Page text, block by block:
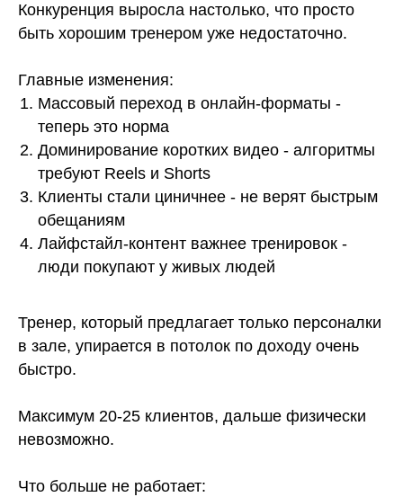
Конкуренция выросла настолько, что просто
быть хорошим тренером уже недостаточно.
Главные изменения:
Массовый переход в онлайн-форматы -
теперь это норма
Доминирование коротких видео - алгоритмы
требуют Reels и Shorts
Клиенты стали циничнее - не верят быстрым
обещаниям
Лайфстайл-контент важнее тренировок -
люди покупают у живых людей
Тренер, который предлагает только персоналки
в зале, упирается в потолок по доходу очень
быстро.
Максимум 20-25 клиентов, дальше физически
невозможно.
Что больше не работает: